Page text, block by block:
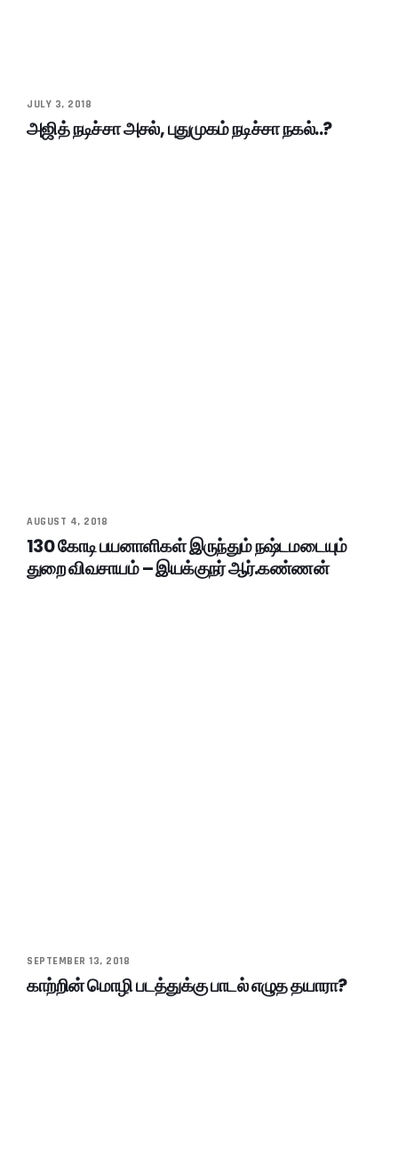
JULY 3, 2018
அஜித் நடிச்சா அசல், புதுமுகம் நடிச்சா நகல்..?
AUGUST 4, 2018
130 கோடி பயனாளிகள் இருந்தும் நஷ்டமடையும்
துறை விவசாயம் – இயக்குநர் ஆர்.கண்ணன்
SEPTEMBER 13, 2018
காற்றின் மொழி படத்துக்கு பாடல் எழுத தயாரா?